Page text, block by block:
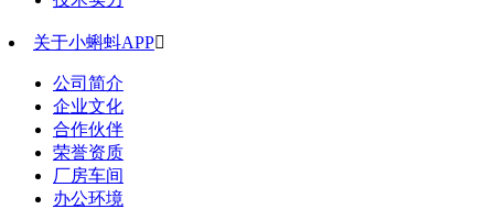
关于小蝌蚪APP
公司简介
企业文化
合作伙伴
荣誉资质
厂房车间
办公环境